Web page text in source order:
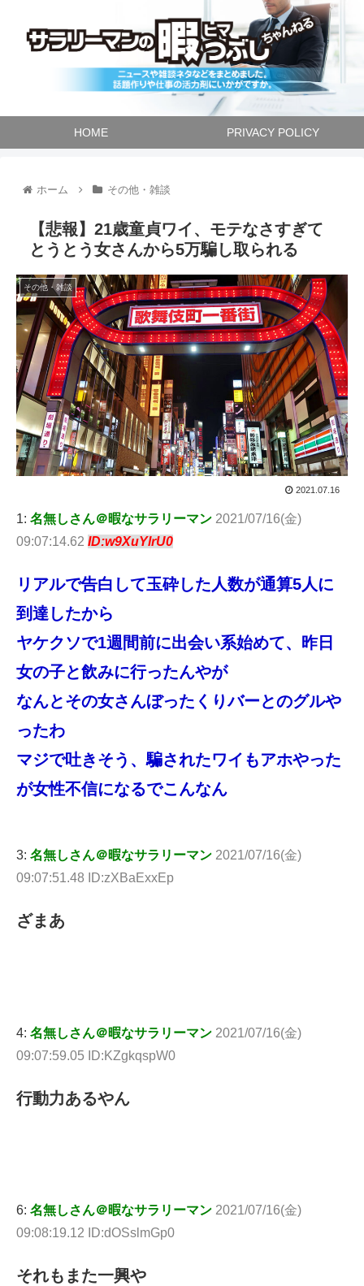
HOME PRIVACY POLICY
ホーム その他・雑談
【悲報】21歳童貞ワイ、モテなさすぎて
とうとう女さんから5万騙し取られる
その他・雑談
2021.07.16
1: 名無しさん＠暇なサラリーマン 2021/07/16(金)
09:07:14.62 ID:w9XuYlrU0
リアルで告白して玉砕した人数が通算5人に
到達したから
ヤケクソで1週間前に出会い系始めて、昨日
女の子と飲みに行ったんやが
なんとその女さんぼったくりバーとのグルや
ったわ
マジで吐きそう、騙されたワイもアホやった
が女性不信になるでこんなん
3: 名無しさん＠暇なサラリーマン 2021/07/16(金)
09:07:51.48 ID:zXBaExxEp
ざまあ
4: 名無しさん＠暇なサラリーマン 2021/07/16(金)
09:07:59.05 ID:KZgkqspW0
行動力あるやん
6: 名無しさん＠暇なサラリーマン 2021/07/16(金)
09:08:19.12 ID:dOSslmGp0
それもまた一興や